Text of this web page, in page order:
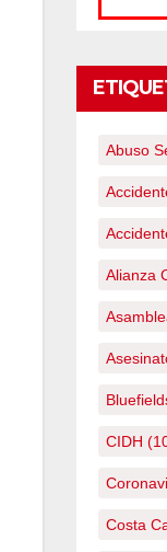
Abuso
Alianza
CIDH
Costa